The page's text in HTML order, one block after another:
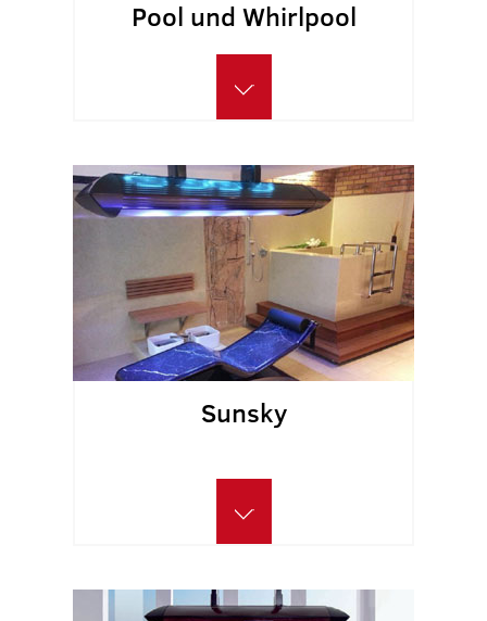
Pool und Whirlpool
Sunsky